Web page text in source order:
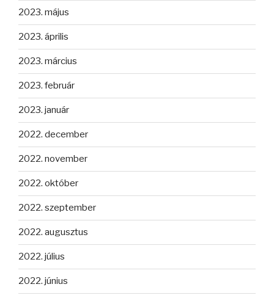
2023. május
2023. április
2023. március
2023. február
2023. január
2022. december
2022. november
2022. október
2022. szeptember
2022. augusztus
2022. július
2022. június